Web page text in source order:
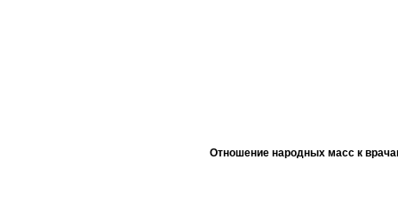
Отношение народных масс к